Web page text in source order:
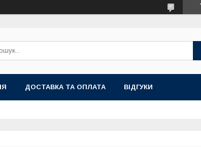
ДОСТАВКА ТА ОПЛАТА ВІДГУКИ